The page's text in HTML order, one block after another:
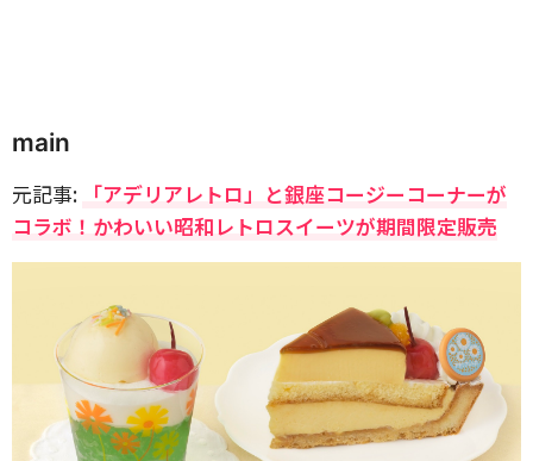
main
元記事: 「アデリアレトロ」と銀座コージーコーナーが
コラボ！かわいい昭和レトロスイーツが期間限定販売